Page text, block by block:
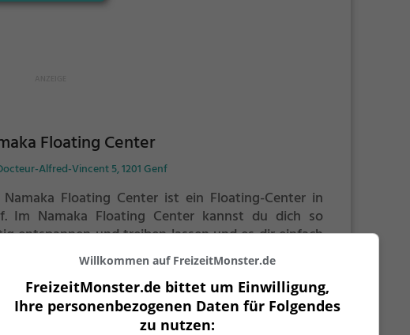
Floating Center
Alfred-Vincent 5, 1201 Genf
Namaka Floating Center ist ein Floating-Center in
Im Namaka Floating Center kannst du dich so
entspannen und treiben lassen und es dir einfach
gut gehen lassen. Im warmen Wasser treibst du
vor dich hin. Perfekt, um vom anstrengenden
zu entspannen, auszuspannen und einfach einmal
zu tun.
Mehr erfahren
Willkommen auf FreizeitMonster.de
FreizeitMonster.de bittet um Einwilligung,
Ihre personenbezogenen Daten für Folgendes
zu nutzen: